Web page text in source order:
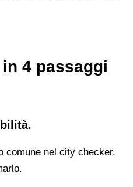
4 passaggi
comune nel city checker.